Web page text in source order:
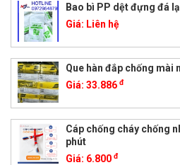
Bao bì PP dệt đựng đá
Giá: Liên hệ
Que hàn đắp chống mài
Giá: 33.886 đ
Cáp chống cháy chống
phút
Giá: 6.800 đ